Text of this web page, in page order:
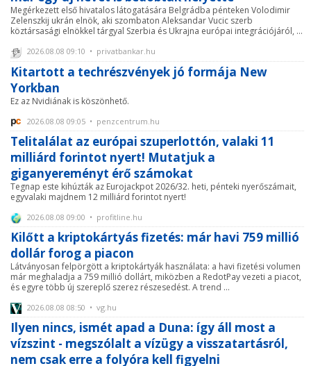
Megérkezett első hivatalos látogatására Belgrádba pénteken Volodimir
Zelenszkij ukrán elnök, aki szombaton Aleksandar Vucic szerb
köztársasági elnökkel tárgyal Szerbia és Ukrajna európai integrációjáról, ...
2026.08.08 09:10 • privatbankar.hu
Kitartott a techrészvények jó formája New
Yorkban
Ez az Nvidiának is köszönhető.
2026.08.08 09:05 • penzcentrum.hu
Telitalálat az európai szuperlottón, valaki 11
milliárd forintot nyert! Mutatjuk a
giganyereményt érő számokat
Tegnap este kihúzták az Eurojackpot 2026/32. heti, pénteki nyerőszámait,
egyvalaki majdnem 12 milliárd forintot nyert!
2026.08.08 09:00 • profitline.hu
Kilőtt a kriptokártyás fizetés: már havi 759 millió
dollár forog a piacon
Látványosan felpörgött a kriptokártyák használata: a havi fizetési volumen
már meghaladja a 759 millió dollárt, miközben a RedotPay vezeti a piacot,
és egyre több új szereplő szerez részesedést. A trend ...
2026.08.08 08:50 • vg.hu
Ilyen nincs, ismét apad a Duna: így áll most a
vízszint - megszólalt a vízügy a visszatartásról,
nem csak erre a folyóra kell figyelni